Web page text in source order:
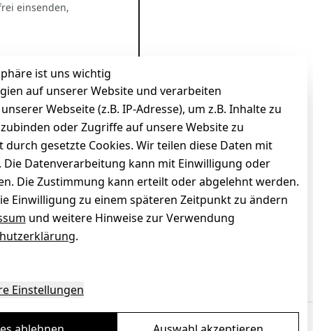
ist uns wichtig
auf unserer Website und verarbeiten
Webseite (z.B. IP-Adresse), um z.B. Inhalte zu
oder Zugriffe auf unsere Website zu
gesetzte Cookies. Wir teilen diese Daten mit
Datenverarbeitung kann mit Einwilligung oder
Die Zustimmung kann erteilt oder abgelehnt werden.
Einwilligung zu einem späteren Zeitpunkt zu ändern
und weitere Hinweise zur Verwendung
.
Einstellungen
einsenden,
Ein Baum pro Bestellung